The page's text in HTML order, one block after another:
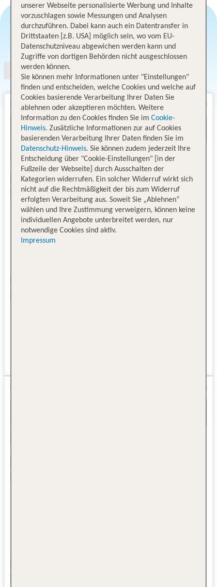
Angebotsauswahl
unserer Webseite personalisierte Werbung und Inhalte
vorzuschlagen sowie Messungen und Analysen
durchzuführen. Dabei kann auch ein Datentransfer in
Drittstaaten [z.B. USA] möglich sein, wo vom EU-
Datenschutzniveau abgewichen werden kann und
Zugriffe von dortigen Behörden nicht ausgeschlossen
werden können.
Sie können mehr Informationen unter "Einstellungen"
finden und entscheiden, welche Cookies und welche auf
Cookies basierende Verarbeitung Ihrer Daten Sie
ablehnen oder akzeptieren möchten. Weitere
Information zu den Cookies finden Sie im Cookie-
Hinweis. Zusätzliche Informationen zur auf Cookies
basierenden Verarbeitung Ihrer Daten finden Sie im
Datenschutz-Hinweis. Sie können zudem jederzeit Ihre
Entscheidung über "Cookie-Einstellungen" [in der
Fußzeile der Webseite] durch Ausschalten der
Kategorien widerrufen. Ein solcher Widerruf wirkt sich
nicht auf die Rechtmäßigkeit der bis zum Widerruf
erfolgten Verarbeitung aus. Soweit Sie „Ablehnen“
wählen und Ihre Zustimmung verweigern, können keine
individuellen Angebote unterbreitet werden, nur
notwendige Cookies sind aktiv.
Impressum